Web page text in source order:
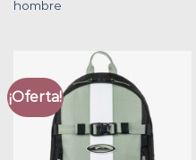
hombre
¡Oferta!